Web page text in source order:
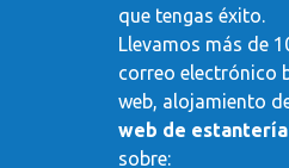
que tengas éxito.
Llevamos más de
correo electrónico
web, alojamiento
web de estantería
sobre: